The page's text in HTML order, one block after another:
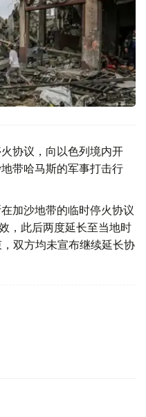
协议，向以色列境内开
带哈马斯的军事打击行
加沙地带的临时停火协议
，此后两度延长至当地时
双方均未宣布继续延长协